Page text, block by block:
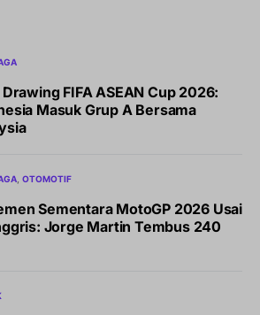
Drawing FIFA ASEAN Cup 2026:
Masuk Grup A Bersama
OTOMOTIF
Sementara MotoGP 2026 Usai
Jorge Martin Tembus 240